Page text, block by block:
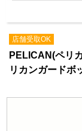
店舗受取OK
PELICAN(ペリ
リカンガードボ